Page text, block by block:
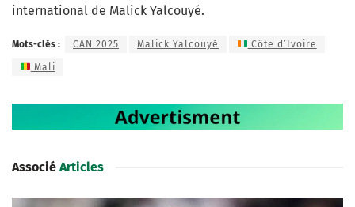
international de Malick Yalcouyé.
Mots-clés : CAN 2025 Malick Yalcouyé Côte d’Ivoire
Mali
Associé Articles